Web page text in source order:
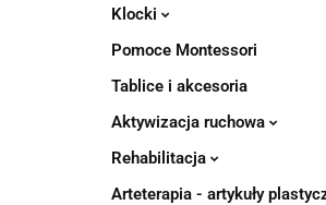
Klocki
Pomoce Montessori
Tablice i akcesoria
Aktywizacja ruchowa
Rehabilitacja
Arteterapia - artykuły